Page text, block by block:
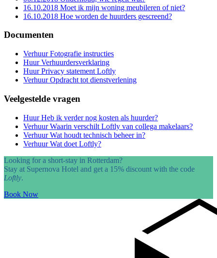
16.10.2018 Moet ik mijn woning meubileren of niet?
16.10.2018 Hoe worden de huurders gescreend?
Documenten
VerhuurFotografie instructies
HuurVerhuurdersverklaring
HuurPrivacy statement Loftly
VerhuurOpdracht tot dienstverlening
Veelgestelde vragen
HuurHeb ik verder nog kosten als huurder?
VerhuurWaarin verschilt Loftly van collega makelaars?
VerhuurWat houdt technisch beheer in?
VerhuurWat doet Loftly?
Looking for a short-stay in Rotterdam?
Stay at Supernova Hotel and get a 15% discount with the code
Loftly.
Book Now